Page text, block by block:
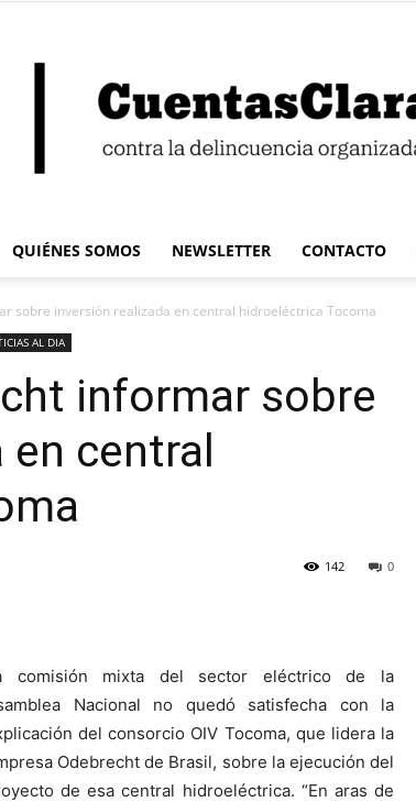
QUIÉNES SOMOS NEWSLETTER CONTACTO
sobre inversión realizada en central hidroeléctrica Tocoma
AL DIA
informar sobre
central
0
142
comisión mixta del sector eléctrico de la
Nacional no quedó satisfecha con la
del consorcio OIV Tocoma, que lidera la
Odebrecht de Brasil, sobre la ejecución del
de esa central hidroeléctrica. “En aras de